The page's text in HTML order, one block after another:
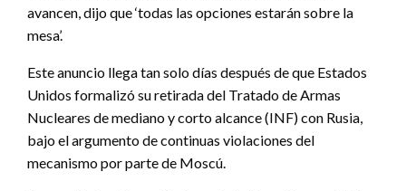
avancen, dijo que ‘todas las opciones estarán sobre la
mesa’.
Este anuncio llega tan solo días después de que Estados
Unidos formalizó su retirada del Tratado de Armas
Nucleares de mediano y corto alcance (INF) con Rusia,
bajo el argumento de continuas violaciones del
mecanismo por parte de Moscú.